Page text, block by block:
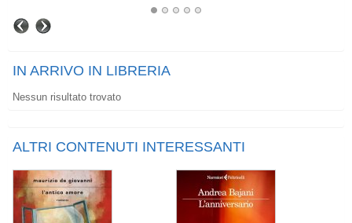
IN ARRIVO IN LIBRERIA
Nessun risultato trovato
ALTRI CONTENUTI INTERESSANTI